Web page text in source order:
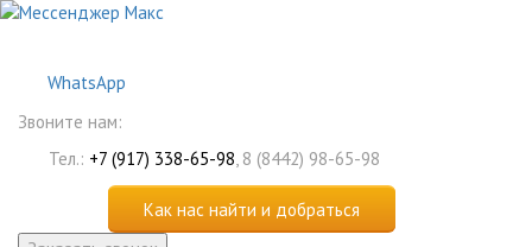
WhatsApp
Звоните нам:
Тел.: +7 (917) 338-65-98, 8 (8442) 98-65-98
Как нас найти и добраться